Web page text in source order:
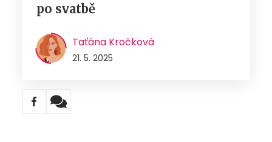
po svatbě
Taťána Kročková
21. 5. 2025